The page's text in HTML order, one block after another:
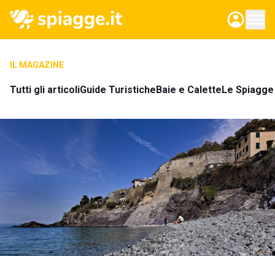
IL MAGAZINE
Tutti gli articoliGuide TuristicheBaie e CaletteLe